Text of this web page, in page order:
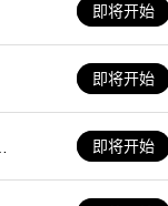
即将开始
即将开始
即将开始